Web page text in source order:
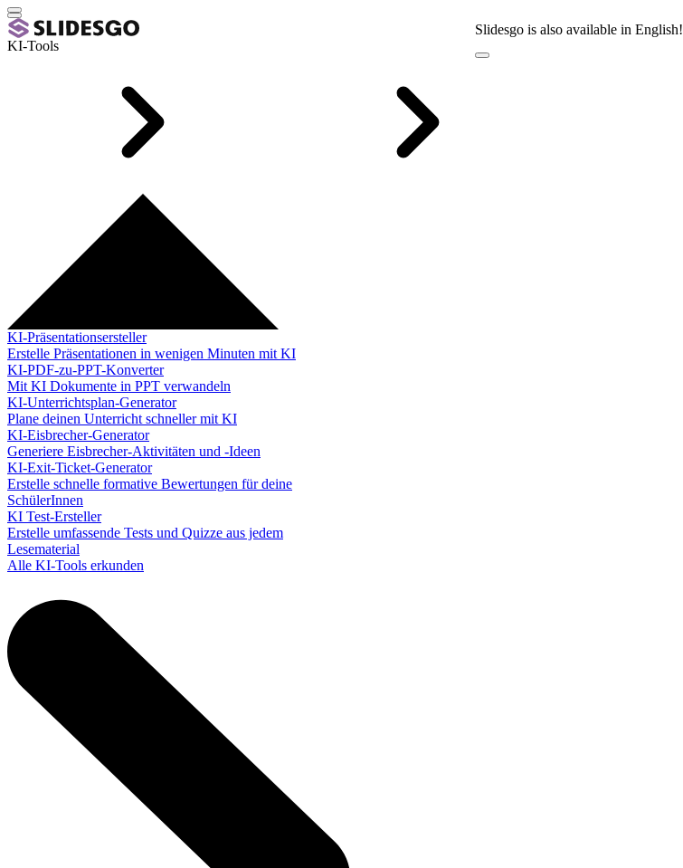
Slidesgo is also available in English!
KI-Tools
KI-Präsentationsersteller
Erstelle Präsentationen in wenigen Minuten mit KI
KI-PDF-zu-PPT-Konverter
Mit KI Dokumente in PPT verwandeln
KI-Unterrichtsplan-Generator
Plane deinen Unterricht schneller mit KI
KI-Eisbrecher-Generator
Generiere Eisbrecher-Aktivitäten und -Ideen
KI-Exit-Ticket-Generator
Erstelle schnelle formative Bewertungen für deine
SchülerInnen
KI Test-Ersteller
Erstelle umfassende Tests und Quizze aus jedem
Lesematerial
Alle KI-Tools erkunden